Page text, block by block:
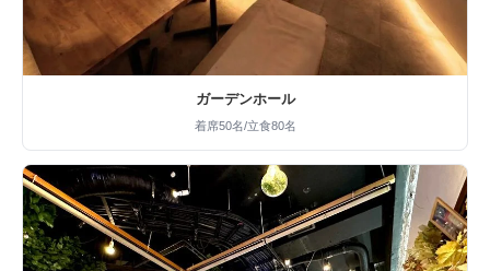
ガーデンホール
着席50名/立食80名